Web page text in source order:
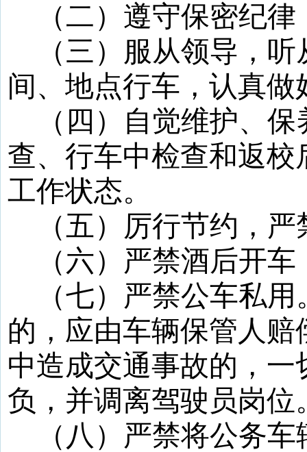
（二）遵守保密纪
（三）服从领导，
间、地点行车，认真做
（四）自觉维护、
查、行车中检查和返
工作状态。
（五）厉行节约，
（六）严禁酒后开
（七）严禁公车私
的，应由车辆保管人
中造成交通事故的，
负，并调离驾驶员岗位
（八）严禁将公务